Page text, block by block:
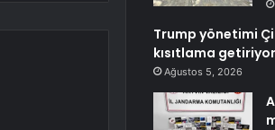
Trump yönetimi
kısıtlama getiriyor
Ağustos 5, 2026